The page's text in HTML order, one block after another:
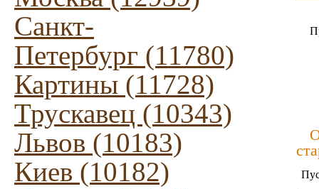
Санкт-
Петербург (11780)
Картины (11728)
Трускавец (10343)
Львов (10183)
Киев (10182)